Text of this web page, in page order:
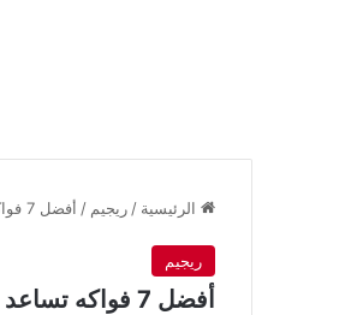
الرئيسية / ريجيم / أفضل 7 فواكه تساعد في إنقاص الوزن
ريجيم
أفضل 7 فواكه تساعد في إنقاص الوزن